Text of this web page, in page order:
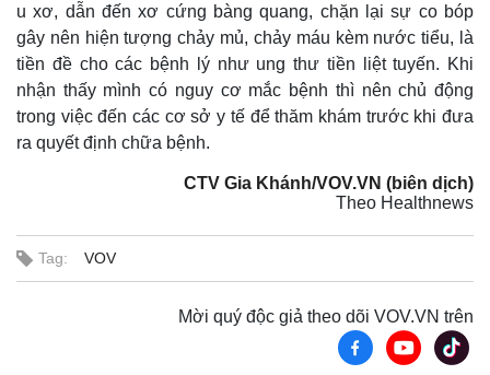
Vụ án
Tin nóng
Tư vấn luật
Vũ khí
Việt Nam
Phân tích
u xơ, dẫn đến xơ cứng bàng quang, chặn lại sự co bóp
gây nên hiện tượng chảy mủ, chảy máu kèm nước tiểu, là
tiền đề cho các bệnh lý như ung thư tiền liệt tuyến. Khi
nhận thấy mình có nguy cơ mắc bệnh thì nên chủ động
trong việc đến các cơ sở y tế để thăm khám trước khi đưa
ra quyết định chữa bệnh.
CTV Gia Khánh/VOV.VN (biên dịch)
Theo Healthnews
Tag: VOV
Mời quý độc giả theo dõi VOV.VN trên